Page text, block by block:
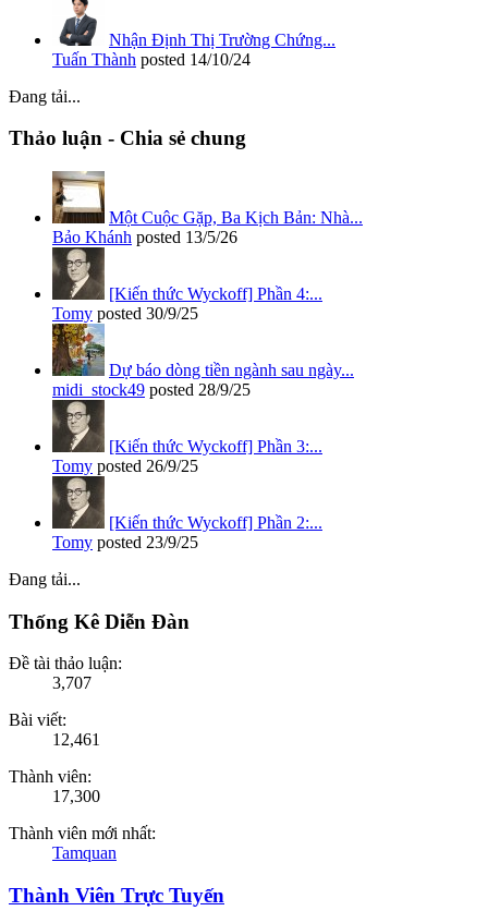
Nhận Định Thị Trường Chứng...
Tuấn Thành posted 14/10/24
Đang tải...
Thảo luận - Chia sẻ chung
Một Cuộc Gặp, Ba Kịch Bản: Nhà...
Bảo Khánh posted 13/5/26
[Kiến thức Wyckoff] Phần 4:...
Tomy posted 30/9/25
Dự báo dòng tiền ngành sau ngày...
midi_stock49 posted 28/9/25
[Kiến thức Wyckoff] Phần 3:...
Tomy posted 26/9/25
[Kiến thức Wyckoff] Phần 2:...
Tomy posted 23/9/25
Đang tải...
Thống Kê Diễn Đàn
Đề tài thảo luận:
3,707
Bài viết:
12,461
Thành viên:
17,300
Thành viên mới nhất:
Tamquan
Thành Viên Trực Tuyến